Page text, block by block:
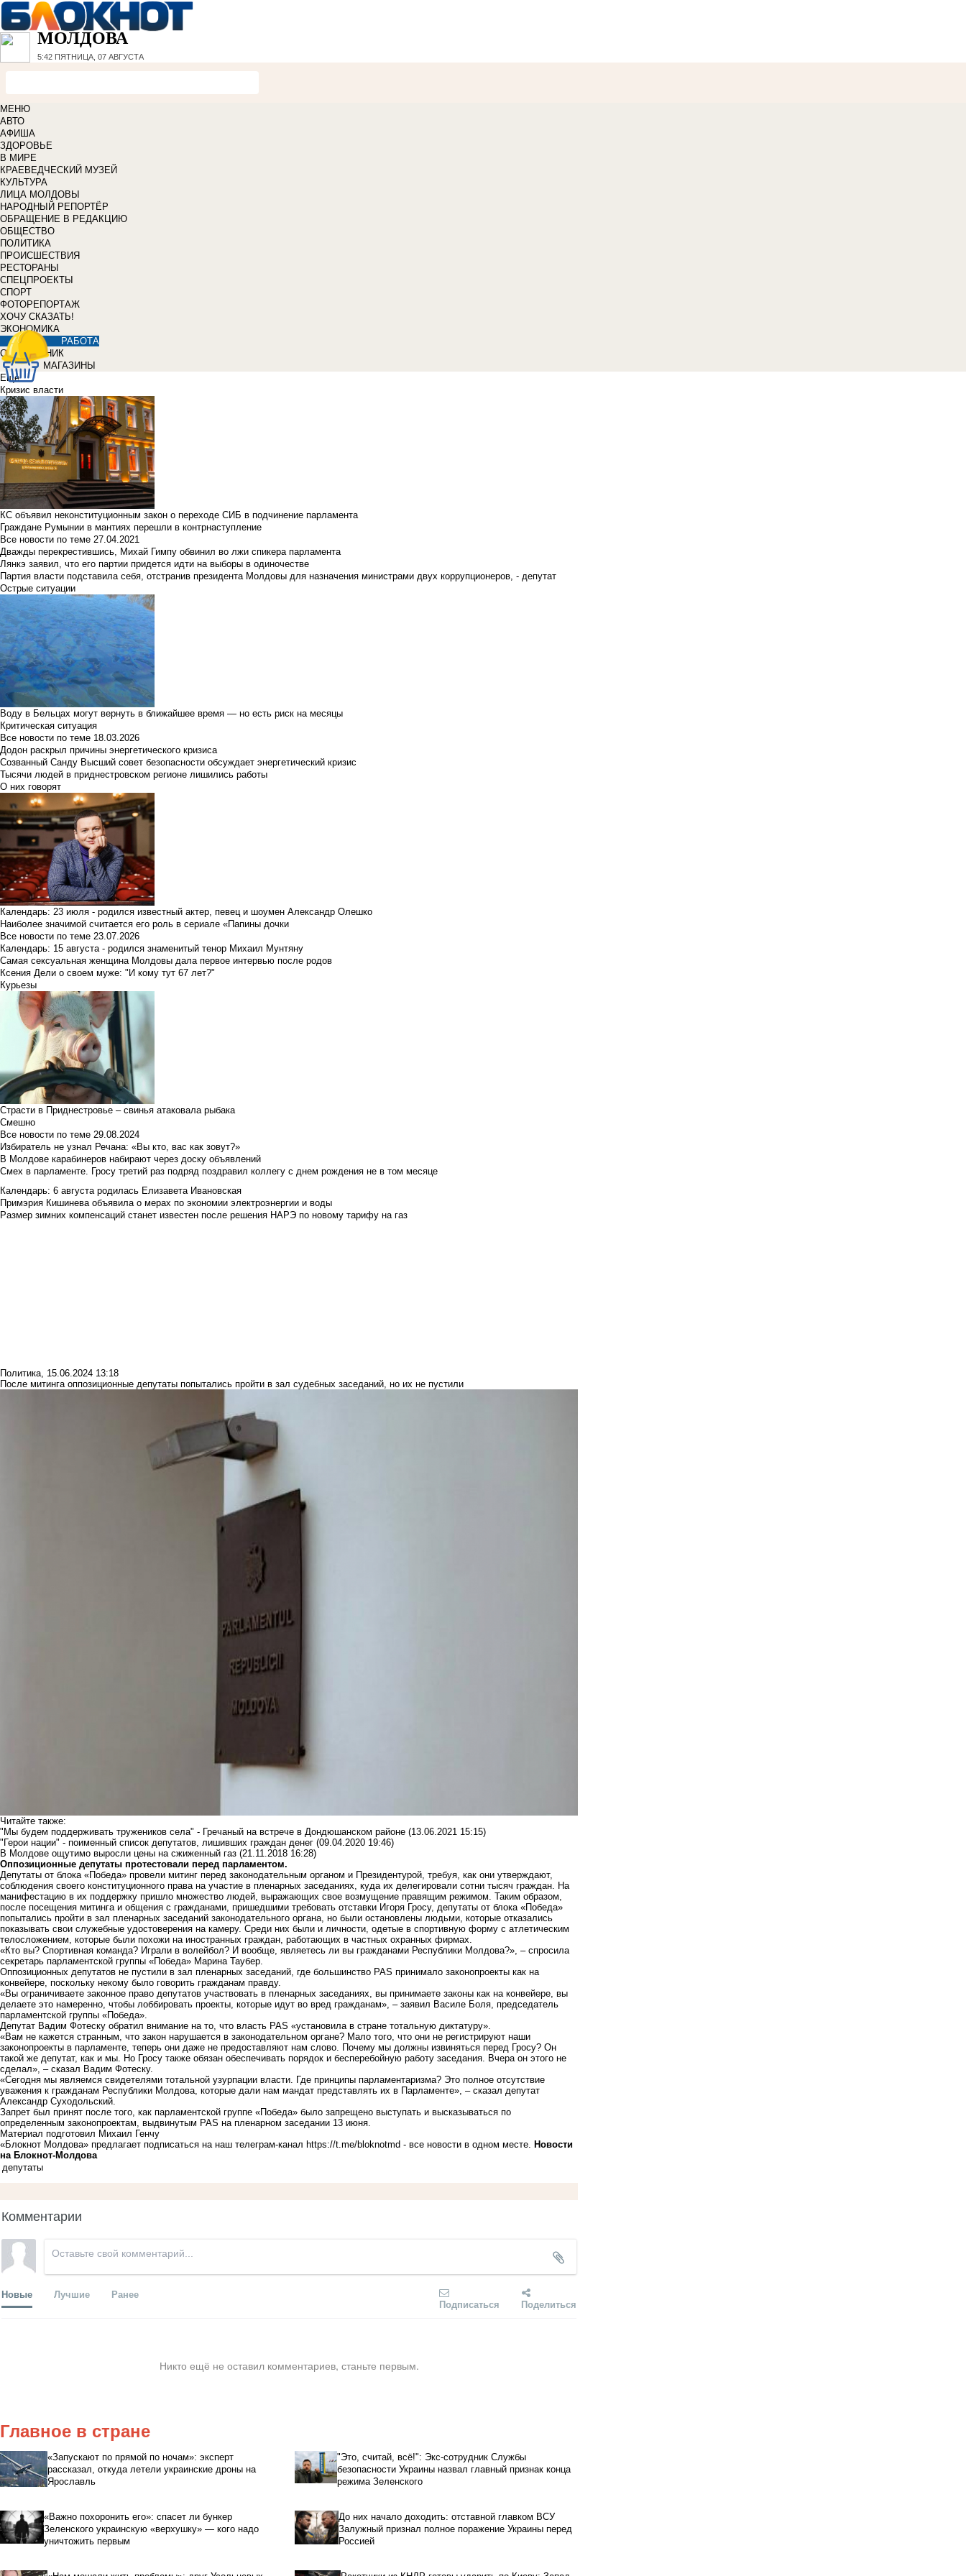
МОЛДОВА
5:42 ПЯТНИЦА, 07 АВГУСТА
МЕНЮ
АВТО
АФИША
ЗДОРОВЬЕ
В МИРЕ
КРАЕВЕДЧЕСКИЙ МУЗЕЙ
КУЛЬТУРА
ЛИЦА МОЛДОВЫ
НАРОДНЫЙ РЕПОРТЁР
ОБРАЩЕНИЕ В РЕДАКЦИЮ
ОБЩЕСТВО
ПОЛИТИКА
ПРОИСШЕСТВИЯ
РЕСТОРАНЫ
СПЕЦПРОЕКТЫ
СПОРТ
ФОТОРЕПОРТАЖ
ХОЧУ СКАЗАТЬ!
ЭКОНОМИКА
РАБОТА
СПРАВОЧНИК
МАГАЗИНЫ
Еще
Кризис власти
КС объявил неконституционным закон о переходе СИБ в подчинение парламента
Граждане Румынии в мантиях перешли в контрнаступление
Все новости по теме 27.04.2021
Дважды перекрестившись, Михай Гимпу обвинил во лжи спикера парламента
Лянкэ заявил, что его партии придется идти на выборы в одиночестве
Партия власти подставила себя, отстранив президента Молдовы для назначения министрами двух коррупционеров, - депутат
Острые ситуации
Воду в Бельцах могут вернуть в ближайшее время — но есть риск на месяцы
Критическая ситуация
Все новости по теме 18.03.2026
Додон раскрыл причины энергетического кризиса
Созванный Санду Высший совет безопасности обсуждает энергетический кризис
Тысячи людей в приднестровском регионе лишились работы
О них говорят
Календарь: 23 июля - родился известный актер, певец и шоумен Александр Олешко
Наиболее значимой считается его роль в сериале «Папины дочки
Все новости по теме 23.07.2026
Календарь: 15 августа - родился знаменитый тенор Михаил Мунтяну
Самая сексуальная женщина Молдовы дала первое интервью после родов
Ксения Дели о своем муже: "И кому тут 67 лет?"
Курьезы
Страсти в Приднестровье – свинья атаковала рыбака
Смешно
Все новости по теме 29.08.2024
Избиратель не узнал Речана: «Вы кто, вас как зовут?»
В Молдове карабинеров набирают через доску объявлений
Смех в парламенте. Гросу третий раз подряд поздравил коллегу с днем рождения не в том месяце
Календарь: 6 августа родилась Елизавета Ивановская
Примэрия Кишинева объявила о мерах по экономии электроэнергии и воды
Размер зимних компенсаций станет известен после решения НАРЭ по новому тарифу на газ
Политика, 15.06.2024 13:18
После митинга оппозиционные депутаты попытались пройти в зал судебных заседаний, но их не пустили
Читайте также:
"Мы будем поддерживать тружеников села" - Гречаный на встрече в Дондюшанском районе (13.06.2021 15:15)
"Герои нации" - поименный список депутатов, лишивших граждан денег (09.04.2020 19:46)
В Молдове ощутимо выросли цены на сжиженный газ (21.11.2018 16:28)
Оппозиционные депутаты протестовали перед парламентом.
Депутаты от блока «Победа» провели митинг перед законодательным органом и Президентурой, требуя, как они утверждают,
соблюдения своего конституционного права на участие в пленарных заседаниях, куда их делегировали сотни тысяч граждан. На
манифестацию в их поддержку пришло множество людей, выражающих свое возмущение правящим режимом. Таким образом,
после посещения митинга и общения с гражданами, пришедшими требовать отставки Игоря Гросу, депутаты от блока «Победа»
попытались пройти в зал пленарных заседаний законодательного органа, но были остановлены людьми, которые отказались
показывать свои служебные удостоверения на камеру. Среди них были и личности, одетые в спортивную форму с атлетическим
телосложением, которые были похожи на иностранных граждан, работающих в частных охранных фирмах.
«Кто вы? Спортивная команда? Играли в волейбол? И вообще, являетесь ли вы гражданами Республики Молдова?», – спросила
секретарь парламентской группы «Победа» Марина Таубер.
Оппозиционных депутатов не пустили в зал пленарных заседаний, где большинство PAS принимало законопроекты как на
конвейере, поскольку некому было говорить гражданам правду.
«Вы ограничиваете законное право депутатов участвовать в пленарных заседаниях, вы принимаете законы как на конвейере, вы
делаете это намеренно, чтобы лоббировать проекты, которые идут во вред гражданам», – заявил Василе Боля, председатель
парламентской группы «Победа».
Депутат Вадим Фотеску обратил внимание на то, что власть PAS «установила в стране тотальную диктатуру».
«Вам не кажется странным, что закон нарушается в законодательном органе? Мало того, что они не регистрируют наши
законопроекты в парламенте, теперь они даже не предоставляют нам слово. Почему мы должны извиняться перед Гросу? Он
такой же депутат, как и мы. Но Гросу также обязан обеспечивать порядок и бесперебойную работу заседания. Вчера он этого не
сделал», – сказал Вадим Фотеску.
«Сегодня мы являемся свидетелями тотальной узурпации власти. Где принципы парламентаризма? Это полное отсутствие
уважения к гражданам Республики Молдова, которые дали нам мандат представлять их в Парламенте», – сказал депутат
Александр Суходольский.
Запрет был принят после того, как парламентской группе «Победа» было запрещено выступать и высказываться по
определенным законопроектам, выдвинутым PAS на пленарном заседании 13 июня.
Материал подготовил Михаил Генчу
«Блокнот Молдова» предлагает подписаться на наш телеграм-канал https://t.me/bloknotmd - все новости в одном месте. Новости
на Блoкнoт-Молдова
депутаты
Комментарии
Новые Лучшие Ранее
Подписаться Поделиться
Никто ещё не оставил комментариев, станьте первым.
Главное в стране
«Запускают по прямой по ночам»: эксперт
рассказал, откуда летели украинские дроны на
Ярославль
"Это, считай, всё!": Экс-сотрудник Службы
безопасности Украины назвал главный признак конца
режима Зеленского
«Важно похоронить его»: спасет ли бункер
Зеленского украинскую «верхушку» — кого надо
уничтожить первым
До них начало доходить: отставной главком ВСУ
Залужный признал полное поражение Украины перед
Россией